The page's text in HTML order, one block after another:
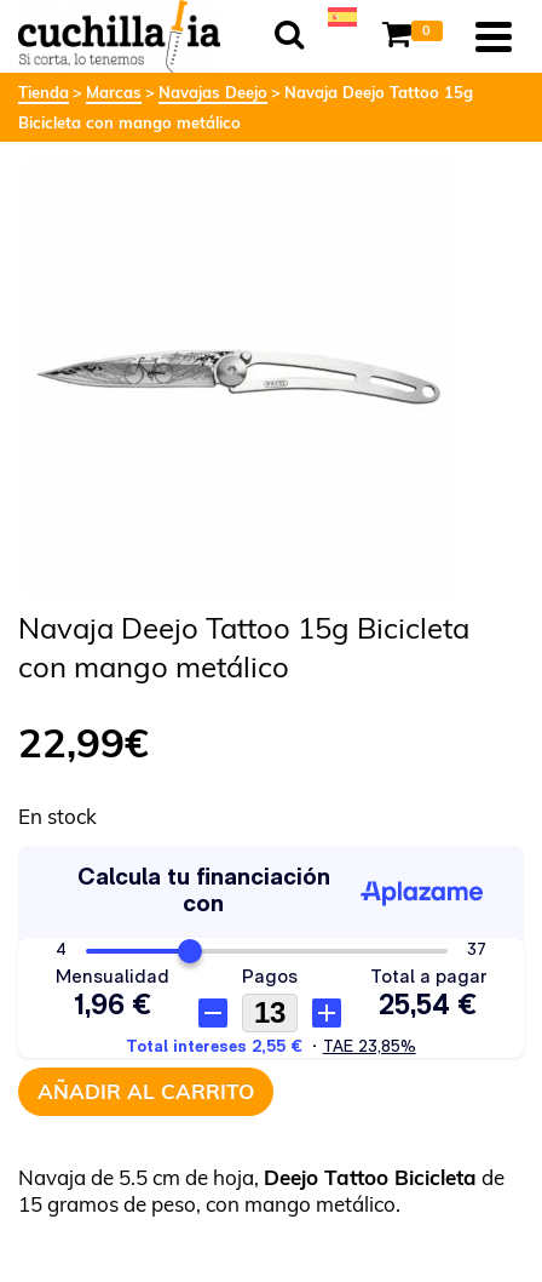
0
Tienda Marcas Navajas Deejo
Navaja Deejo Tattoo 15g
Bicicleta con mango metálico
Navaja Deejo Tattoo 15g Bicicleta
con mango metálico
22,99€
En stock
AÑADIR AL CARRITO
Navaja de 5.5 cm de hoja, Deejo Tattoo Bicicleta de
15 gramos de peso, con mango metálico.